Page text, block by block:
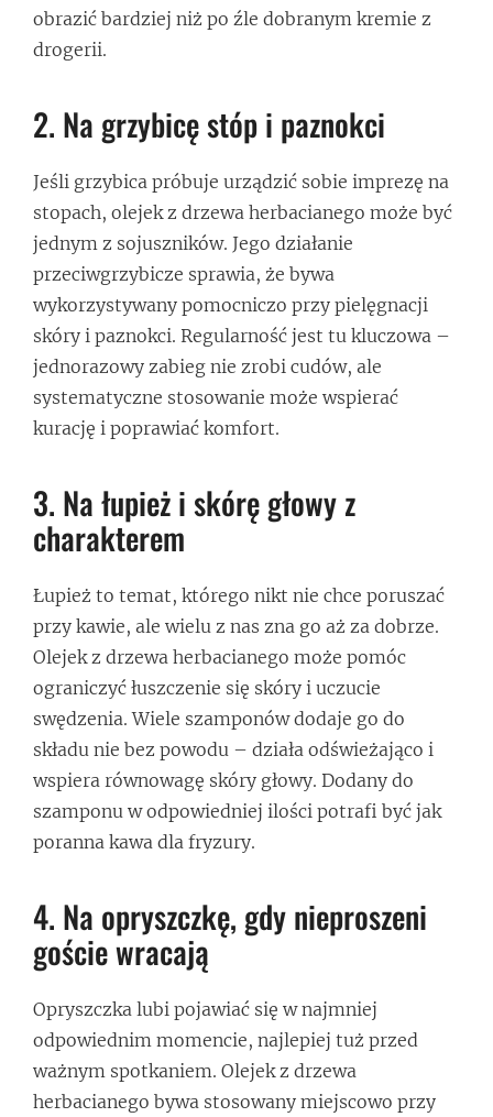
obrazić bardziej niż po źle dobranym kremie z
drogerii.
2. Na grzybicę stóp i paznokci
Jeśli grzybica próbuje urządzić sobie imprezę na
stopach, olejek z drzewa herbacianego może być
jednym z sojuszników. Jego działanie
przeciwgrzybicze sprawia, że bywa
wykorzystywany pomocniczo przy pielęgnacji
skóry i paznokci. Regularność jest tu kluczowa –
jednorazowy zabieg nie zrobi cudów, ale
systematyczne stosowanie może wspierać
kurację i poprawiać komfort.
3. Na łupież i skórę głowy z
charakterem
Łupież to temat, którego nikt nie chce poruszać
przy kawie, ale wielu z nas zna go aż za dobrze.
Olejek z drzewa herbacianego może pomóc
ograniczyć łuszczenie się skóry i uczucie
swędzenia. Wiele szamponów dodaje go do
składu nie bez powodu – działa odświeżająco i
wspiera równowagę skóry głowy. Dodany do
szamponu w odpowiedniej ilości potrafi być jak
poranna kawa dla fryzury.
4. Na opryszczkę, gdy nieproszeni
goście wracają
Opryszczka lubi pojawiać się w najmniej
odpowiednim momencie, najlepiej tuż przed
ważnym spotkaniem. Olejek z drzewa
herbacianego bywa stosowany miejscowo przy